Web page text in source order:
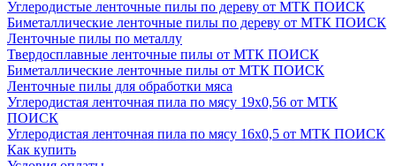
Углеродистые ленточные пилы по дереву от МТК ПОИСК
Биметаллические ленточные пилы по дереву от МТК ПОИСК
Ленточные пилы по металлу
Твердосплавные ленточные пилы от МТК ПОИСК
Биметаллические ленточные пилы от МТК ПОИСК
Ленточные пилы для обработки мяса
Углеродистая ленточная пила по мясу 19х0,56 от МТК
ПОИСК
Углеродистая ленточная пила по мясу 16х0,5 от МТК ПОИСК
Как купить